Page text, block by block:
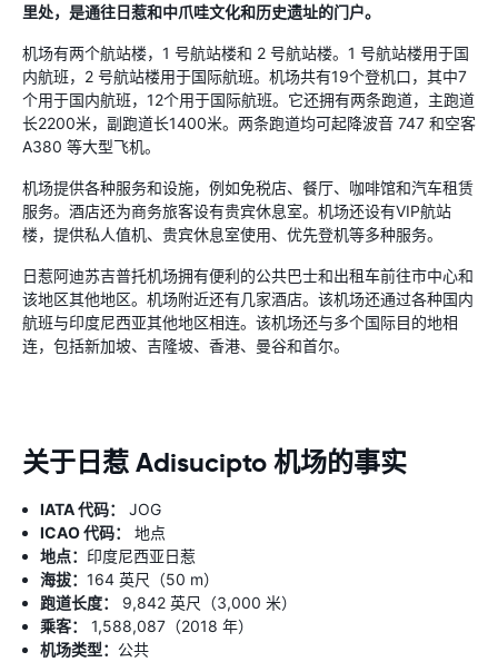
里处，是通往日惹和中爪哇文化和历史遗址的门户。
机场有两个航站楼，1 号航站楼和 2 号航站楼。1 号航站楼用于国
内航班，2 号航站楼用于国际航班。机场共有19个登机口，其中7
个用于国内航班，12个用于国际航班。它还拥有两条跑道，主跑道
长2200米，副跑道长1400米。两条跑道均可起降波音 747 和空客
A380 等大型飞机。
机场提供各种服务和设施，例如免税店、餐厅、咖啡馆和汽车租赁
服务。酒店还为商务旅客设有贵宾休息室。机场还设有VIP航站
楼，提供私人值机、贵宾休息室使用、优先登机等多种服务。
日惹阿迪苏吉普托机场拥有便利的公共巴士和出租车前往市中心和
该地区其他地区。机场附近还有几家酒店。该机场还通过各种国内
航班与印度尼西亚其他地区相连。该机场还与多个国际目的地相
连，包括新加坡、吉隆坡、香港、曼谷和首尔。
关于日惹 Adisucipto 机场的事实
IATA 代码：
JOG
ICAO 代码：
地点
地点： 印度尼西亚日惹
海拔： 164 英尺（50 m）
跑道长度：
9,842 英尺（3,000 米）
乘客：
1,588,087（2018 年）
机场类型： 公共